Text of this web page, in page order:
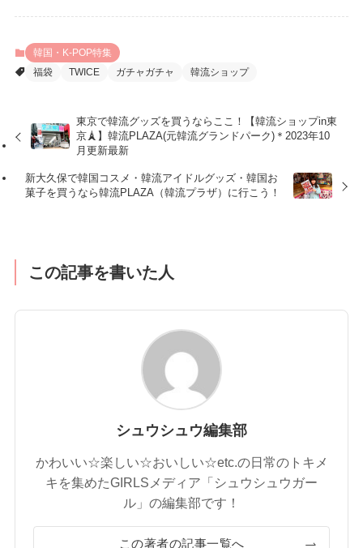
韓国・K-POP特集
福袋
TWICE ガチャガチャ 韓流ショップ
東京で韓流グッズを買うならここ！【韓流ショップin東
京🗼】韓流PLAZA(元韓流グランドパーク)＊2023年10
月更新最新
新大久保で韓国コスメ・韓流アイドルグッズ・韓国お
菓子を買うなら韓流PLAZA（韓流プラザ）に行こう！
この記事を書いた人
シュウシュウ編集部
かわいい☆楽しい☆おいしい☆etc.の日常のトキメ
キを集めたGIRLSメディア「シュウシュウガー
ル」の編集部です！
この著者の記事一覧へ